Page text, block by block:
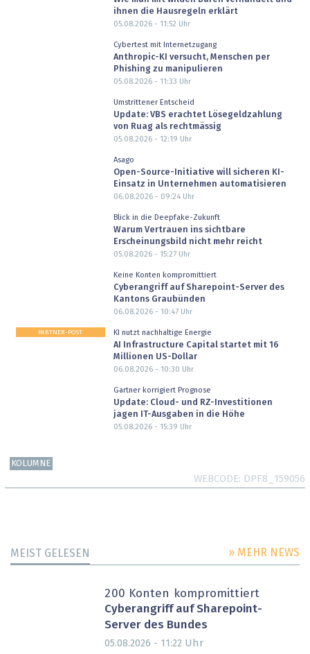
ihnen die Hausregeln erklärt
05.08.2026 - 11:52 Uhr
Cybertest mit Internetzugang
Anthropic-KI versucht, Menschen per
Phishing zu manipulieren
05.08.2026 - 11:33 Uhr
Umstrittener Entscheid
Update: VBS erachtet Lösegeldzahlung
von Ruag als rechtmässig
05.08.2026 - 12:19 Uhr
Asago
Open-Source-Initiative will sicheren KI-
Einsatz in Unternehmen automatisieren
06.08.2026 - 09:24Uhr
Blick in die Deepfake-Zukunft
Warum Vertrauen ins sichtbare
Erscheinungsbild nicht mehr reicht
05.08.2026 - 15:27Uhr
Keine Konten kompromittiert
Cyberangriff auf Sharepoint-Server des
Kantons Graubünden
06.08.2026 - 10:47Uhr
PARTNER-POST KI nutzt nachhaltige Energie
AI Infrastructure Capital startet mit 16
Millionen US-Dollar
06.08.2026 - 10:30 Uhr
Gartner korrigiert Prognose
Update: Cloud- und RZ-Investitionen
jagen IT-Ausgaben in die Höhe
05.08.2026 - 15:39 Uhr
KOLUMNE
WEBCODE DPF8_159056
MEIST GELESEN » MEHR NEWS
200 Konten kompromittiert
Cyberangriff auf Sharepoint-
Server des Bundes
05.08.2026 - 11:22 Uhr